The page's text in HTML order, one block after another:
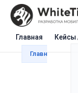
Главная
Главная